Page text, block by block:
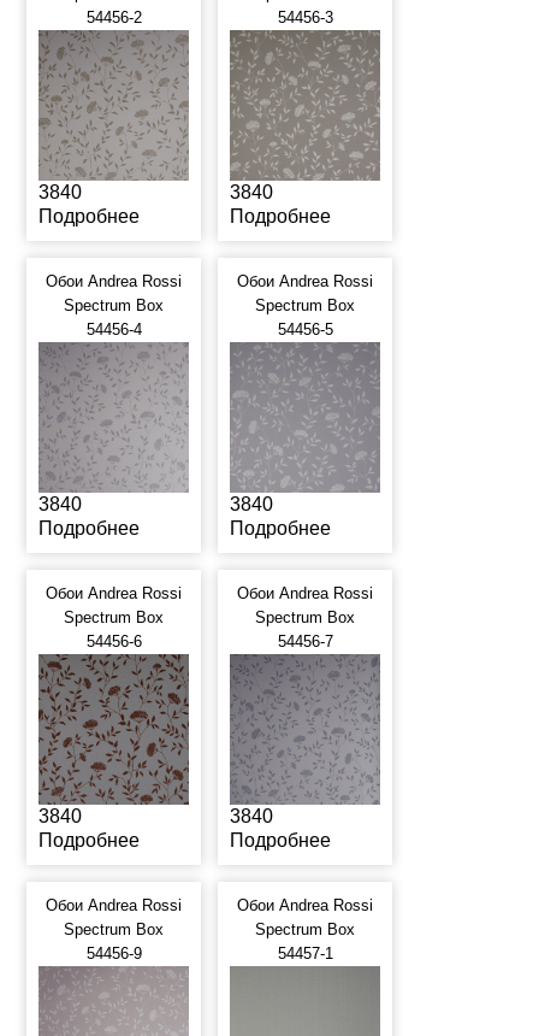
54456-2
3840
Подробнее
54456-3
3840
Подробнее
Обои Andrea Rossi
Spectrum Box
54456-4
3840
Подробнее
Обои Andrea Rossi
Spectrum Box
54456-5
3840
Подробнее
Обои Andrea Rossi
Spectrum Box
54456-6
3840
Подробнее
Обои Andrea Rossi
Spectrum Box
54456-7
3840
Подробнее
Обои Andrea Rossi
Spectrum Box
54456-9
Обои Andrea Rossi
Spectrum Box
54457-1